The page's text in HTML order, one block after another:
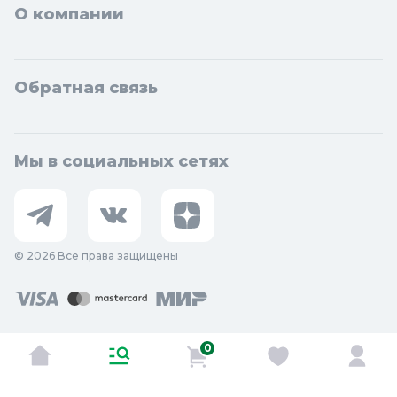
О компании
Обратная связь
Мы в социальных сетях
© 2026 Все права защищены
0